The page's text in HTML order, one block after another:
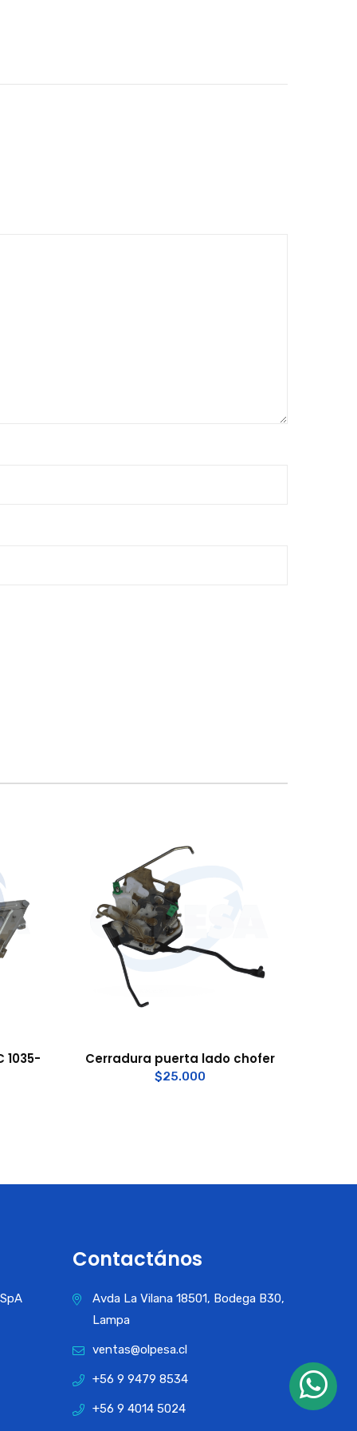
1035- Cerradura puerta lado chofer
$25.000
Contactános
Avda La Vilana 18501, Bodega B30,
Lampa
ventas@olpesa.cl
+56 9 9479 8534
+56 9 4014 5024